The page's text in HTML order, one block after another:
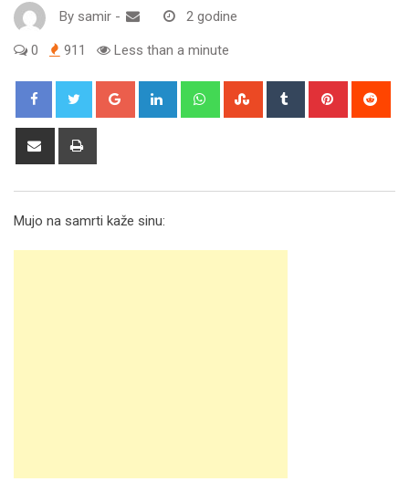
By samir - 2 godine
0 911 Less than a minute
Google+ LinkedIn WhatsappStumbleUpon
Tumblr Pinterest
Share
Mujo na samrti kaže sinu: